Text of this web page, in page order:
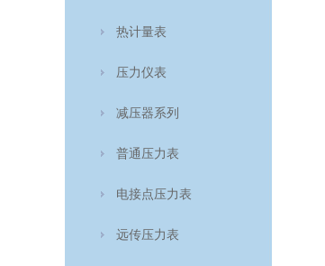
热计量表
压力仪表
减压器系列
普通压力表
电接点压力表
远传压力表